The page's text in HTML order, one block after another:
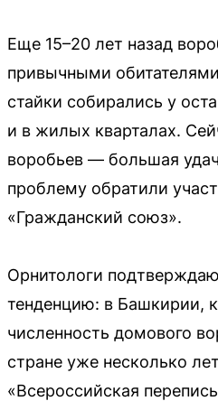
Еще 15–20 лет назад
привычными
стайки собирались у
и в жилых кварталах.
воробьев — большая
проблему обратили
«Гражданский союз».
Орнитологи
тенденцию: в Башкирии,
численность домового
стране уже несколько
«Всероссийская